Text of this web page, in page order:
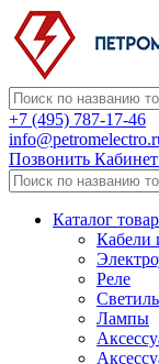
+7 (495) 787-17-46
Позвонить Кабинет
Каталог
Кабели
Реле
Лампы